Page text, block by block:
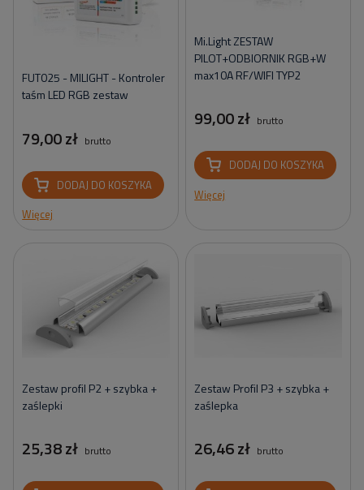
FUT025 - MILIGHT - Kontroler
taśm LED RGB zestaw
79,00 zł brutto
DODAJ DO KOSZYKA
Więcej
Mi.Light ZESTAW
PILOT+ODBIORNIK RGB+W
max10A RF/WIFI TYP2
99,00 zł brutto
DODAJ DO KOSZYKA
Więcej
Zestaw profil P2 + szybka +
zaślepki
25,38 zł brutto
Zestaw Profil P3 + szybka +
zaślepka
26,46 zł brutto